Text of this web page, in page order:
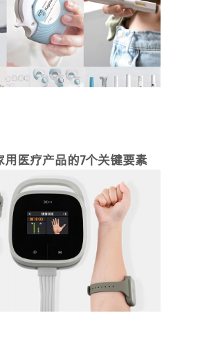
用医疗产品的7个关键要素